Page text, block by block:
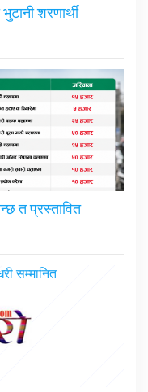
शरणार्थी
त प्रस्तावित